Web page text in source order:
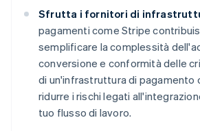
Sfrutta i fornitori di
pagamenti come Stripe
semplificare la complessità
conversione e conformità delle
di un'infrastruttura di pagamento
ridurre i rischi legati
tuo flusso di lavoro.